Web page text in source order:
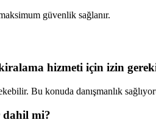
güvenlik sağlanır.
hizmeti için izin
Bu konuda danışmanlık
dahil mi?